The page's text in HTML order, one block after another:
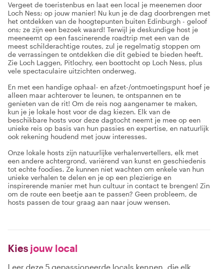
Vergeet de toeristenbus en laat een local je meenemen door
Loch Ness; op jouw manier! Nu kun je de dag doorbrengen met
het ontdekken van de hoogtepunten buiten Edinburgh - geloof
ons; ze zijn een bezoek waard! Terwijl je deskundige host je
meeneemt op een fascinerende roadtrip met een van de
meest schilderachtige routes, zul je regelmatig stoppen om
de verrassingen te ontdekken die dit gebied te bieden heeft.
Zie Loch Laggen, Pitlochry, een boottocht op Loch Ness, plus
vele spectaculaire uitzichten onderweg.
En met een handige ophaal- en afzet-/ontmoetingspunt hoef je
alleen maar achterover te leunen, te ontspannen en te
genieten van de rit! Om de reis nog aangenamer te maken,
kun je je lokale host voor de dag kiezen. Elk van de
beschikbare hosts voor deze dagtocht neemt je mee op een
unieke reis op basis van hun passies en expertise, en natuurlijk
ook rekening houdend met jouw interesses.
Onze lokale hosts zijn natuurlijke verhalenvertellers, elk met
een andere achtergrond, variërend van kunst en geschiedenis
tot echte foodies. Ze kunnen niet wachten om enkele van hun
unieke verhalen te delen en je op een plezierige en
inspirerende manier met hun cultuur in contact te brengen! Zin
om de route een beetje aan te passen? Geen probleem, de
hosts passen de tour graag aan naar jouw wensen.
Kies jouw local
Leer deze 5 gepassioneerde locals kennen, die elk